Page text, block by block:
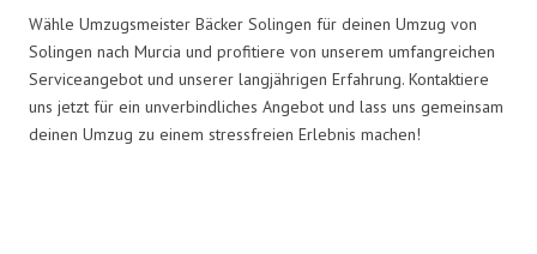
Wähle Umzugsmeister Bäcker Solingen für deinen Umzug von
Solingen nach Murcia und profitiere von unserem umfangreichen
Serviceangebot und unserer langjährigen Erfahrung. Kontaktiere
uns jetzt für ein unverbindliches Angebot und lass uns gemeinsam
deinen Umzug zu einem stressfreien Erlebnis machen!